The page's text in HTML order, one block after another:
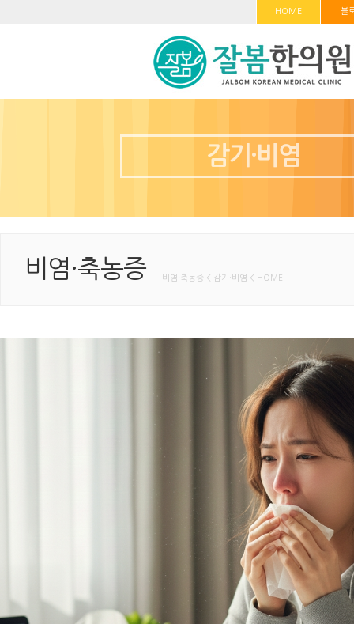
HOME 블
감기·비염
비염·축농증 비염·축농증 < 감기·비염 < HOME